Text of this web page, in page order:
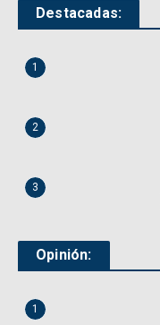
Destacadas:
1
2
3
Opinión:
1